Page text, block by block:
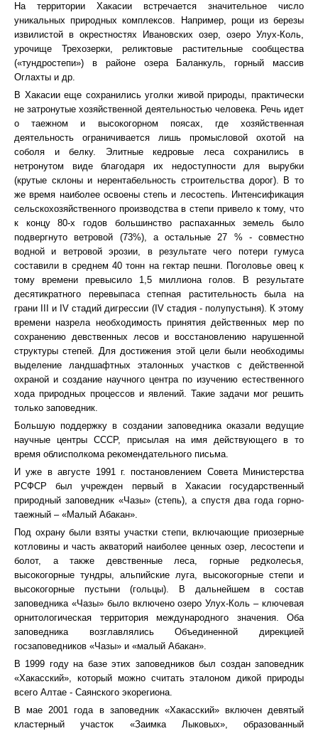
На территории Хакасии встречается значительное число
уникальных природных комплексов. Например, рощи из березы
извилистой в окрестностях Ивановских озер, озеро Улух-Коль,
урочище Трехозерки, реликтовые растительные сообщества
(«тундростепи») в районе озера Баланкуль, горный массив
Оглахты и др.
В Хакасии еще сохранились уголки живой природы, практически
не затронутые хозяйственной деятельностью человека. Речь идет
о таежном и высокогорном поясах, где хозяйственная
деятельность ограничивается лишь промысловой охотой на
соболя и белку. Элитные кедровые леса сохранились в
нетронутом виде благодаря их недоступности для вырубки
(крутые склоны и нерентабельность строительства дорог). В то
же время наиболее освоены степь и лесостепь. Интенсификация
сельскохозяйственного производства в степи привело к тому, что
к концу 80-х годов большинство распаханных земель было
подвергнуто ветровой (73%), а остальные 27 % - совместно
водной и ветровой эрозии, в результате чего потери гумуса
составили в среднем 40 тонн на гектар пешни. Поголовье овец к
тому времени превысило 1,5 миллиона голов. В результате
десятикратного перевыпаса степная растительность была на
грани III и IV стадий дигрессии (IV стадия - полупустыня). К этому
времени назрела необходимость принятия действенных мер по
сохранению девственных лесов и восстановлению нарушенной
структуры степей. Для достижения этой цели были необходимы
выделение ландшафтных эталонных участков с действенной
охраной и создание научного центра по изучению естественного
хода природных процессов и явлений. Такие задачи мог решить
только заповедник.
Большую поддержку в создании заповедника оказали ведущие
научные центры СССР, присылая на имя действующего в то
время облисполкома рекомендательного письма.
И уже в августе 1991 г. постановлением Совета Министерства
РСФСР был учрежден первый в Хакасии государственный
природный заповедник «Чазы» (степь), а спустя два года горно-
таежный – «Малый Абакан».
Под охрану были взяты участки степи, включающие приозерные
котловины и часть акваторий наиболее ценных озер, лесостепи и
болот, а также девственные леса, горные редколесья,
высокогорные тундры, альпийские луга, высокогорные степи и
высокогорные пустыни (гольцы). В дальнейшем в состав
заповедника «Чазы» было включено озеро Улух-Коль – ключевая
орнитологическая территория международного значения. Оба
заповедника возглавлялись Объединенной дирекцией
госзаповедников «Чазы» и «малый Абакан».
В 1999 году на базе этих заповедников был создан заповедник
«Хакасский», который можно считать эталоном дикой природы
всего Алтае - Саянского экорегиона.
В мае 2001 года в заповедник «Хакасский» включен девятый
кластерный участок «Заимка Лыковых», образованный